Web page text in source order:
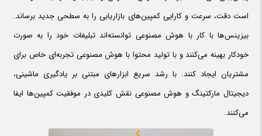
است دقت، سرعت و کارایی کمپین‌های بازاریابی را به سطحی جدید برساند.
بیزینس‌ها با کار با هوش مصنوعی توانسته‌اند تبلیغات خود را به صورت
خودکار بهینه می‌کنند و با تولید محتوا با هوش مصنوعی تجربه‌ای خاص برای
مشتریان ایجاد کنند. با رشد سریع ابزارهای مبتنی بر یادگیری ماشینی،
دیجیتال مارکتینگ و هوش مصنوعی نقش کلیدی در موفقیت کمپین‌ها ایفا
می‌کنند.